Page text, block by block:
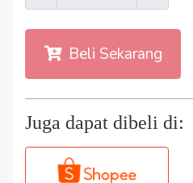
Beli Sekarang
Juga dapat dibeli di: